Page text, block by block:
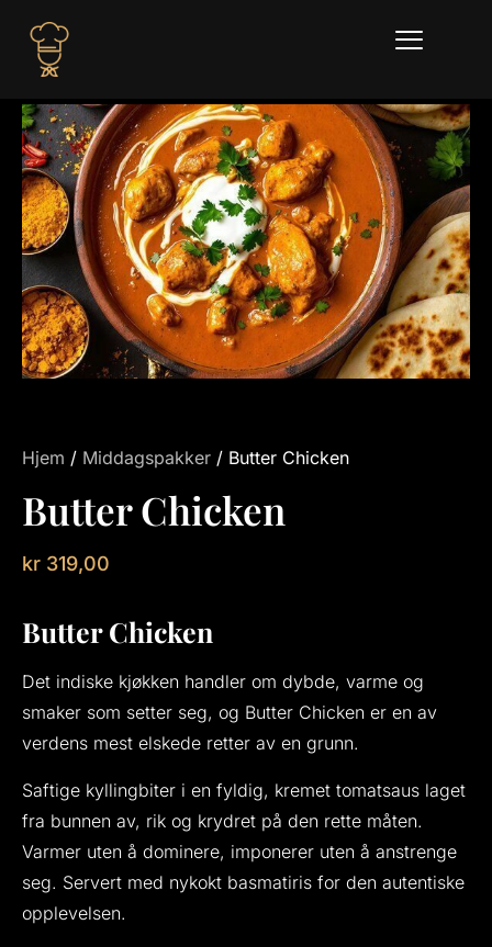
Hjem / Middagspakker / Butter Chicken
Butter Chicken
kr 319,00
Butter Chicken
Det indiske kjøkken handler om dybde, varme og
smaker som setter seg, og Butter Chicken er en av
verdens mest elskede retter av en grunn.
Saftige kyllingbiter i en fyldig, kremet tomatsaus laget
fra bunnen av, rik og krydret på den rette måten.
Varmer uten å dominere, imponerer uten å anstrenge
seg. Servert med nykokt basmatiris for den autentiske
opplevelsen.